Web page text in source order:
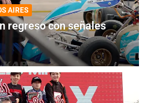
AIRES
regreso con señales